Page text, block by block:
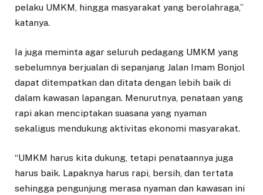
pelaku UMKM, hingga masyarakat yang berolahraga,”
katanya.
Ia juga meminta agar seluruh pedagang UMKM yang
sebelumnya berjualan di sepanjang Jalan Imam Bonjol
dapat ditempatkan dan ditata dengan lebih baik di
dalam kawasan lapangan. Menurutnya, penataan yang
rapi akan menciptakan suasana yang nyaman
sekaligus mendukung aktivitas ekonomi masyarakat.
“UMKM harus kita dukung, tetapi penataannya juga
harus baik. Lapaknya harus rapi, bersih, dan tertata
sehingga pengunjung merasa nyaman dan kawasan ini